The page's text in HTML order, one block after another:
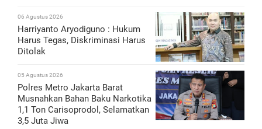
06 Agustus 2026
Harriyanto Aryodiguno : Hukum
Harus Tegas, Diskriminasi Harus
Ditolak
05 Agustus 2026
Polres Metro Jakarta Barat
Musnahkan Bahan Baku Narkotika
1,1 Ton Carisoprodol, Selamatkan
3,5 Juta Jiwa